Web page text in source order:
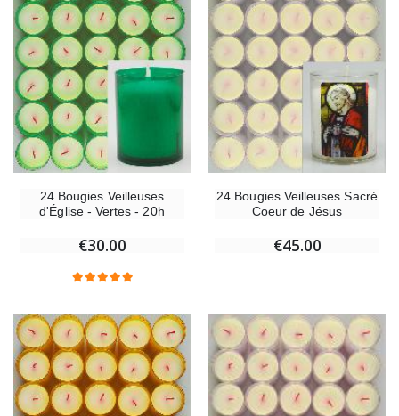
24 Bougies Veilleuses
d'Église - Vertes - 20h
€30.00
24 Bougies Veilleuses Sacré
Coeur de Jésus
€45.00